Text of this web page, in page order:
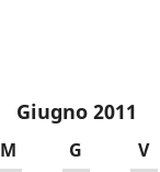
Giugno 2011
M G V